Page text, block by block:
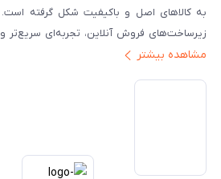
به کالاهای اصل و باکیفیت شکل گرفته
زیرساخت‌های فروش آنلاین، تجربه‌ای سریع‌تر
ایران ارائه دهیم. تبدیل‌شدن به مرجعی قابل
سمت تحقق این چشم‌انداز حرکت می‌کند.
مشاهده بیشتر